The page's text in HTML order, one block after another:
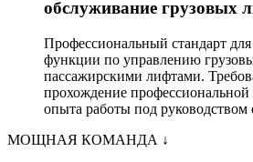
обслуживание грузовых
Профессиональный стандарт
функции по управлению
пассажирскими лифтами.
прохождение
опыта работы под руководством
МОЩНАЯ КОМАНДА ↓